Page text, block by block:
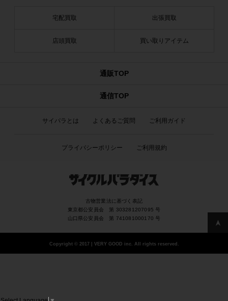
宅配買取 出張買取
店頭買取 買い取りアイテム
通販TOP
通信TOP
サイパラとは よくあるご質問 ご利用ガイド
プライバシーポリシー ご利用規約
古物営業法に基づく表記
東京都公安員会 第 303281207095 号
山口県公安員会 第 741081000170 号
Copyright ©2017 | VERY GOOD inc. All rights reserved.